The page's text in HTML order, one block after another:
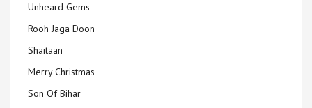
Unheard Gems
Rooh Jaga Doon
Shaitaan
Merry Christmas
Son Of Bihar